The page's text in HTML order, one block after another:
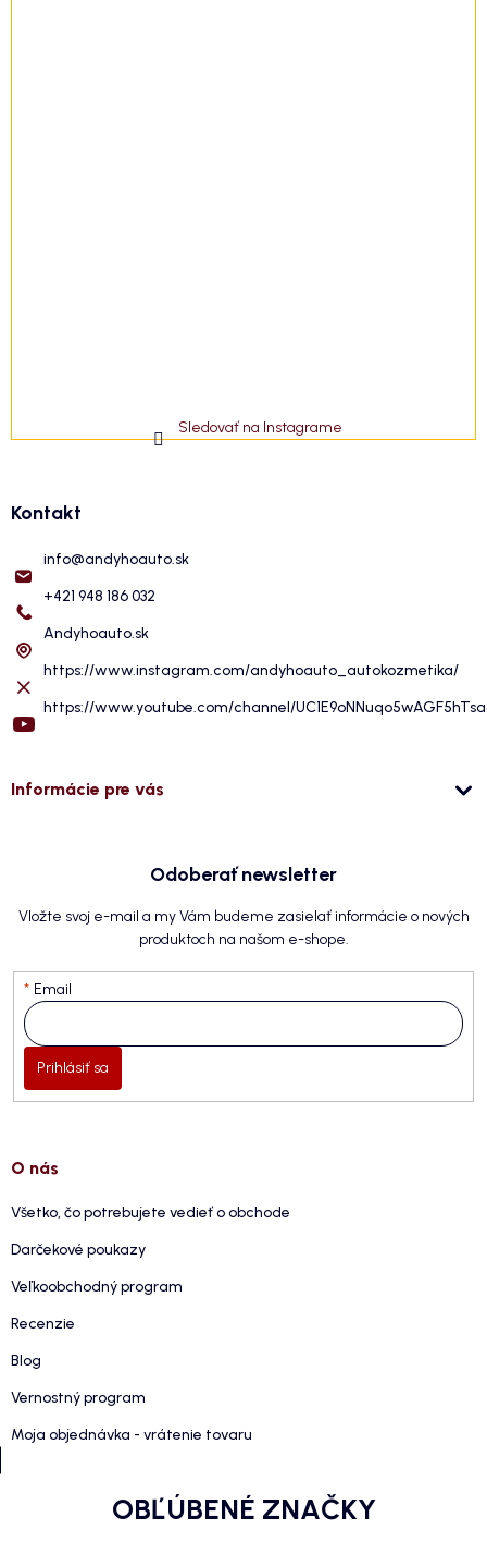
Sledovať na Instagrame
Kontakt
info@andyhoauto.sk
+421 948 186 032
Andyhoauto.sk
https://www.instagram.com/andyhoauto_autokozmetika/
https://www.youtube.com/channel/
Informácie pre vás
Odoberať newsletter
Vložte svoj e-mail a my Vám budeme zasielať informácie o nových
produktoch na našom e-shope.
Email
Prihlásiť sa
O nás
Všetko, čo potrebujete vedieť o obchode
Darčekové poukazy
Veľkoobchodný program
Recenzie
Blog
Vernostný program
Moja objednávka - vrátenie tovaru
OBĽÚBENÉ ZNAČKY